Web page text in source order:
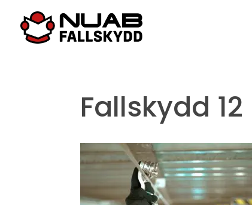
Fallskydd 12